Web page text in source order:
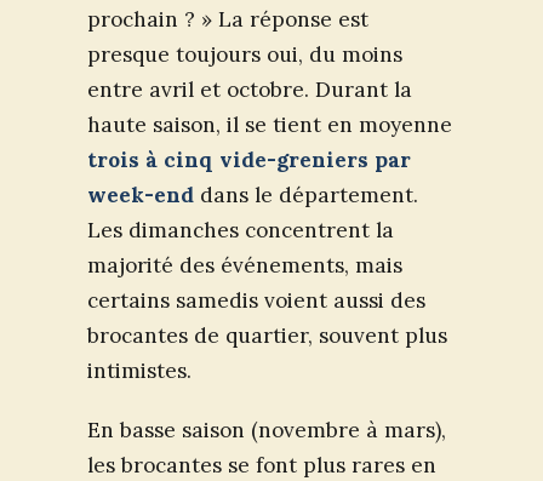
prochain ? » La réponse est
presque toujours oui, du moins
entre avril et octobre. Durant la
haute saison, il se tient en moyenne
trois à cinq vide-greniers par
week-end dans le département.
Les dimanches concentrent la
majorité des événements, mais
certains samedis voient aussi des
brocantes de quartier, souvent plus
intimistes.
En basse saison (novembre à mars),
les brocantes se font plus rares en